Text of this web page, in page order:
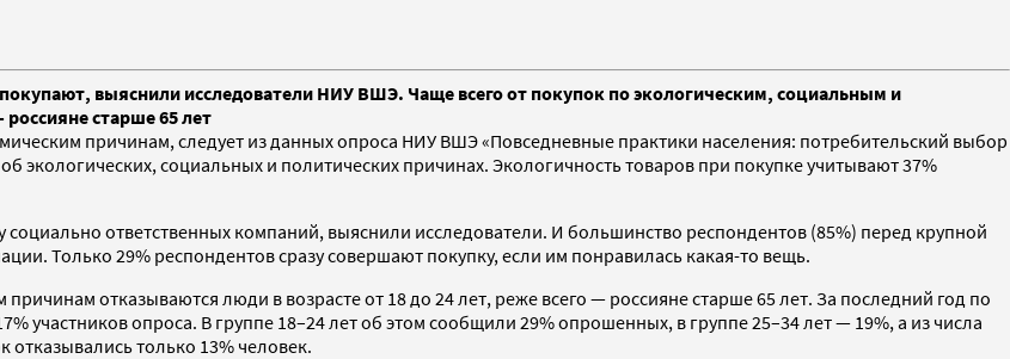
выяснили исследователи НИУ ВШЭ. Чаще всего от покупок по экологическим, социальным и
старше 65 лет
причинам, следует из данных опроса НИУ ВШЭ «Повседневные практики населения: потребительский выбор
экологических, социальных и политических причинах. Экологичность товаров при покупке учитывают 37%
ответственных компаний, выяснили исследователи. И большинство респондентов (85%) перед крупной
Только 29% респондентов сразу совершают покупку, если им понравилась какая-то вещь.
отказываются люди в возрасте от 18 до 24 лет, реже всего — россияне старше 65 лет. За последний год по
участников опроса. В группе 18–24 лет об этом сообщили 29% опрошенных, в группе 25–34 лет — 19%, а из числа
только 13% человек.